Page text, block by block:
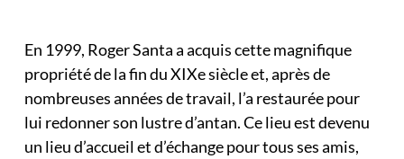
En 1999, Roger Santa a acquis cette magnifique
propriété de la fin du XIXe siècle et, après de
nombreuses années de travail, l’a restaurée pour
lui redonner son lustre d’antan. Ce lieu est devenu
un lieu d’accueil et d’échange pour tous ses amis,